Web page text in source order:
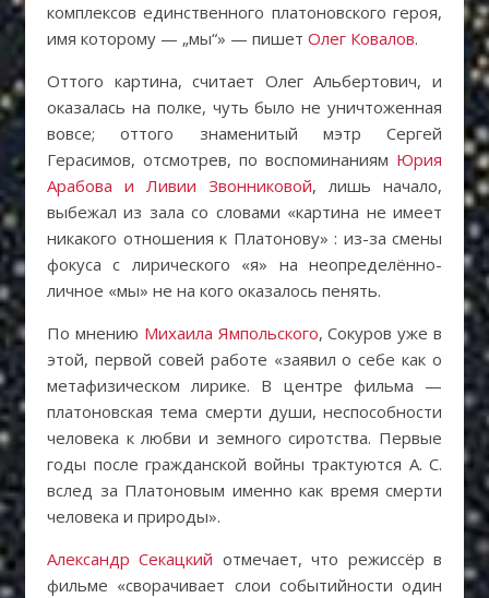
комплексов единственного платоновского героя,
имя которому — „мы“» — пишет Олег Ковалов.
Оттого картина, считает Олег Альбертович, и
оказалась на полке, чуть было не уничтоженная
вовсе; оттого знаменитый мэтр Сергей
Герасимов, отсмотрев, по воспоминаниям Юрия
Арабова и Ливии Звонниковой, лишь начало,
выбежал из зала со словами «картина не имеет
никакого отношения к Платонову» : из-за смены
фокуса с лирического «я» на неопределённо-
личное «мы» не на кого оказалось пенять.
По мнению Михаила Ямпольского, Сокуров уже в
этой, первой совей работе «заявил о себе как о
метафизическом лирике. В центре фильма —
платоновская тема смерти души, неспособности
человека к любви и земного сиротства. Первые
годы после гражданской войны трактуются А. С.
вслед за Платоновым именно как время смерти
человека и природы».
Александр Секацкий отмечает, что режиссёр в
фильме «сворачивает слои событийности один